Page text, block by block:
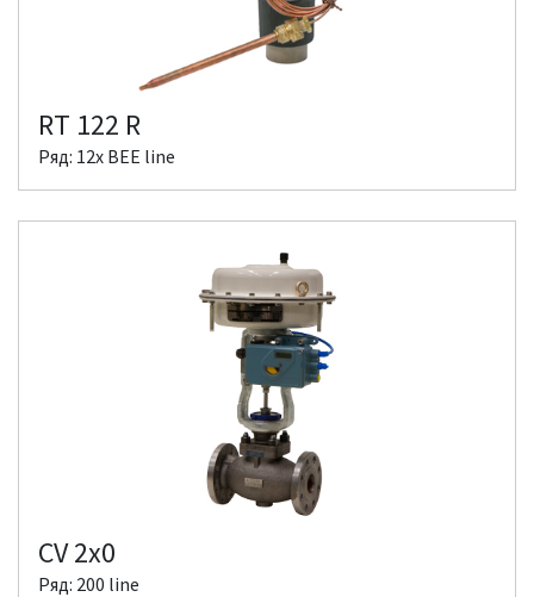
RT 122 R
Ряд: 12x BEE line
CV 2x0
Ряд: 200 line